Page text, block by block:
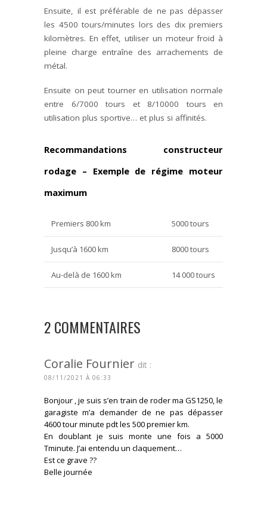
Ensuite, il est préférable de ne pas dépasser
les 4500 tours/minutes lors des dix premiers
kilomètres. En effet, utiliser un moteur froid à
pleine charge entraîne des arrachements de
métal.
Ensuite on peut tourner en utilisation normale
entre 6/7000 tours et 8/10000 tours en
utilisation plus sportive… et plus si affinités.
Recommandations constructeur
rodage – Exemple de régime moteur
maximum
Premiers 800 km 5000 tours
Jusqu’à 1600 km 8000 tours
Au-delà de 1600 km 14 000 tours
2 COMMENTAIRES
Coralie Fournier dit :
08/11/2021 À 06:33
Bonjour , je suis s’en train de roder ma GS1250, le
garagiste m’a demander de ne pas dépasser
4600 tour minute pdt les 500 premier km.
En doublant je suis monte une fois a 5000
Tminute. J’ai entendu un claquement…
Est ce grave ??
Belle journée